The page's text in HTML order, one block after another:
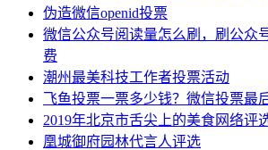
伪造微信openid投票
微信公众号阅读量怎么刷，刷公众
费
潮州最美科技工作者投票活动
飞鱼投票一票多少钱？微信投票最
2019年北京市舌尖上的美食网络评
凰城御府园林代言人评选